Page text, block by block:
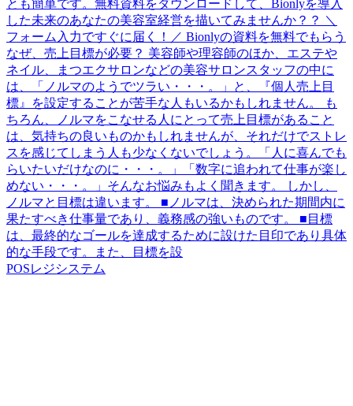
とも簡単です。無料資料をダウンロードして、Bionlyを導入
した未来のあなたの美容室経営を描いてみませんか？？ ＼
フォーム入力ですぐに届く！／ Bionlyの資料を無料でもらう
なぜ、売上目標が必要？ 美容師や理容師のほか、エステや
ネイル、まつエクサロンなどの美容サロンスタッフの中に
は、「ノルマのようでツラい・・・。」と、『個人売上目
標』を設定することが苦手な人もいるかもしれません。 も
ちろん、ノルマをこなせる人にとって売上目標があること
は、気持ちの良いものかもしれませんが、それだけでストレ
スを感じてしまう人も少なくないでしょう。「人に喜んでも
らいたいだけなのに・・・。」「数字に追われて仕事が楽し
めない・・・。」そんなお悩みもよく聞きます。 しかし、
ノルマと目標は違います。 ■ノルマは、決められた期間内に
果たすべき仕事量であり、義務感の強いものです。 ■目標
は、最終的なゴールを達成するために設けた目印であり具体
的な手段です。また、目標を設
POSレジシステム